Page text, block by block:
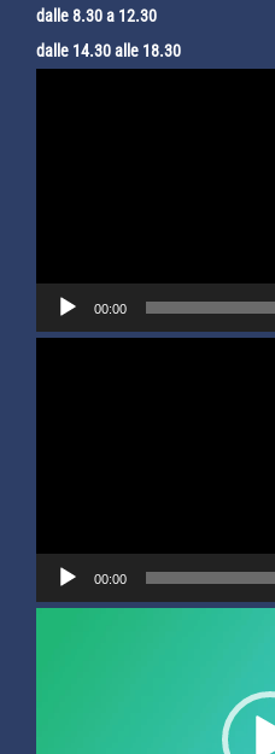
dalle 8.30 a 12.30
dalle 14.30 alle 18.30
00:00
00:00